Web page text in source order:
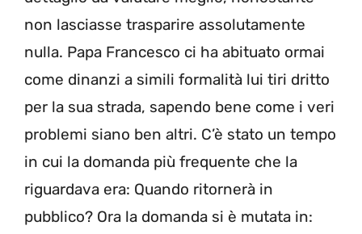
non lasciasse trasparire assolutamente
nulla. Papa Francesco ci ha abituato ormai
come dinanzi a simili formalità lui tiri dritto
per la sua strada, sapendo bene come i veri
problemi siano ben altri. C’è stato un tempo
in cui la domanda più frequente che la
riguardava era: Quando ritornerà in
pubblico? Ora la domanda si è mutata in: